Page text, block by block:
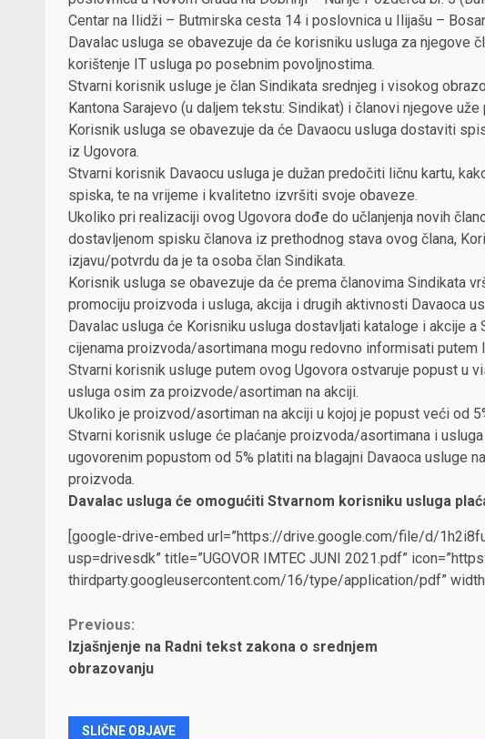
Centar na Ilidži – Butmirska cesta 14 i poslovnica u Ilijašu –
Davalac usluga se obavezuje da će korisniku usluga za njegove
korištenje IT usluga po posebnim povoljnostima.
Stvarni korisnik usluge je član Sindikata srednjeg i visokog
Kantona Sarajevo (u daljem tekstu: Sindikat) i članovi njegove uže
Korisnik usluga se obavezuje da će Davaocu usluga dostaviti
iz Ugovora.
Stvarni korisnik Davaocu usluga je dužan predočiti ličnu kartu,
spiska, te na vrijeme i kvalitetno izvršiti svoje obaveze.
Ukoliko pri realizaciji ovog Ugovora dođe do učlanjenja novih
dostavljenom spisku članova iz prethodnog stava ovog člana,
izjavu/potvrdu da je ta osoba član Sindikata.
Korisnik usluga se obavezuje da će prema članovima Sindikata
promociju proizvoda i usluga, akcija i drugih aktivnosti Davaoca
Davalac usluga će Korisniku usluga dostavljati kataloge i akcije
cijenama proizvoda/asortimana mogu redovno informisati putem
Stvarni korisnik usluge putem ovog Ugovora ostvaruje popust u
usluga osim za proizvode/asortiman na akciji.
Ukoliko je proizvod/asortiman na akciji u kojoj je popust veći od
Stvarni korisnik usluge će plaćanje proizvoda/asortimana i
ugovorenim popustom od 5% platiti na blagajni Davaoca usluge
proizvoda.
Davalac usluga će omogućiti Stvarnom korisniku usluga
[google-drive-embed url=”https://drive.google.com/file/d/
usp=drivesdk” title=”UGOVOR IMTEC JUNI 2021.pdf”
thirdparty.googleusercontent.com/16/type/application/pdf”
Continue
Reading
Previous:
Izjašnjenje na Radni tekst zakona o srednjem
obrazovanju
SLIČNE OBJAVE